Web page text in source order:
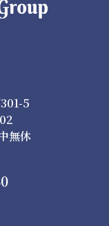
5
無休